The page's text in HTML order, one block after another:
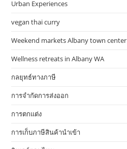
Urban Experiences
vegan thai curry
Weekend markets Albany town center
Wellness retreats in Albany WA
กลยุทธ์ทางภาษี
การจำกัดการส่งออก
การตกแต่ง
การเก็บภาษีสินค้านำเข้า